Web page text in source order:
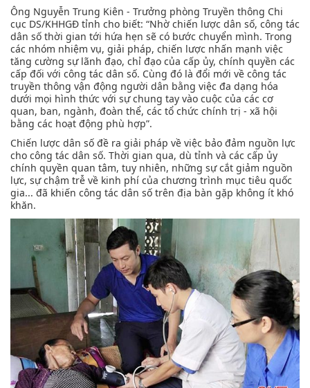
Ông Nguyễn Trung Kiên - Trưởng phòng Truyền thông Chi
cục DS/KHHGĐ tỉnh cho biết: “Nhờ chiến lược dân số, công tác
dân số thời gian tới hứa hẹn sẽ có bước chuyển mình. Trong
các nhóm nhiệm vụ, giải pháp, chiến lược nhấn mạnh việc
tăng cường sự lãnh đạo, chỉ đạo của cấp ủy, chính quyền các
cấp đối với công tác dân số. Cùng đó là đổi mới về công tác
truyền thông vận động người dân bằng việc đa dạng hóa
dưới mọi hình thức với sự chung tay vào cuộc của các cơ
quan, ban, ngành, đoàn thể, các tổ chức chính trị - xã hội
bằng các hoạt động phù hợp”.
Chiến lược dân số đề ra giải pháp về việc bảo đảm nguồn lực
cho công tác dân số. Thời gian qua, dù tỉnh và các cấp ủy
chính quyền quan tâm, tuy nhiên, những sự cắt giảm nguồn
lực, sự chậm trễ về kinh phí của chương trình mục tiêu quốc
gia... đã khiến công tác dân số trên địa bàn gặp không ít khó
khăn.